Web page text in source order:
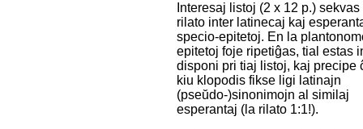
Interesaj listoj (2 x 12 p.)
rilato inter latinecaj kaj
specio-epitetoj. En la
epitetoj foje ripetiĝas, tial estas
disponi pri tiaj listoj, kaj precipe
kiu klopodis fikse ligi latinajn
(pseŭdo-)sinonimojn al similaj
esperantaj (la rilato 1:1!).